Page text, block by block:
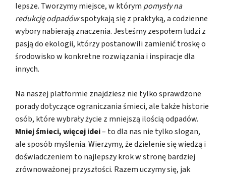
lepsze. Tworzymy miejsce, w którym pomysły na
redukcję odpadówspotykają się z praktyką, a codzienne
wybory nabierają znaczenia. Jesteśmy zespołem ludzi z
pasją do ekologii, którzy postanowili zamienić troskę o
środowisko w konkretne rozwiązania i inspiracje dla
innych.
Na naszej platformie znajdziesz nie tylko sprawdzone
porady dotyczące ograniczania śmieci, ale także historie
osób, które wybrały życie z mniejszą ilością odpadów.
Mniej śmieci, więcej idei– to dla nas nie tylko slogan,
ale sposób myślenia. Wierzymy, że dzielenie się wiedzą i
doświadczeniem to najlepszy krok w stronę bardziej
zrównoważonej przyszłości. Razem uczymy się, jak